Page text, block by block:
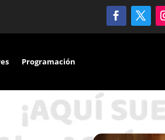
Programación